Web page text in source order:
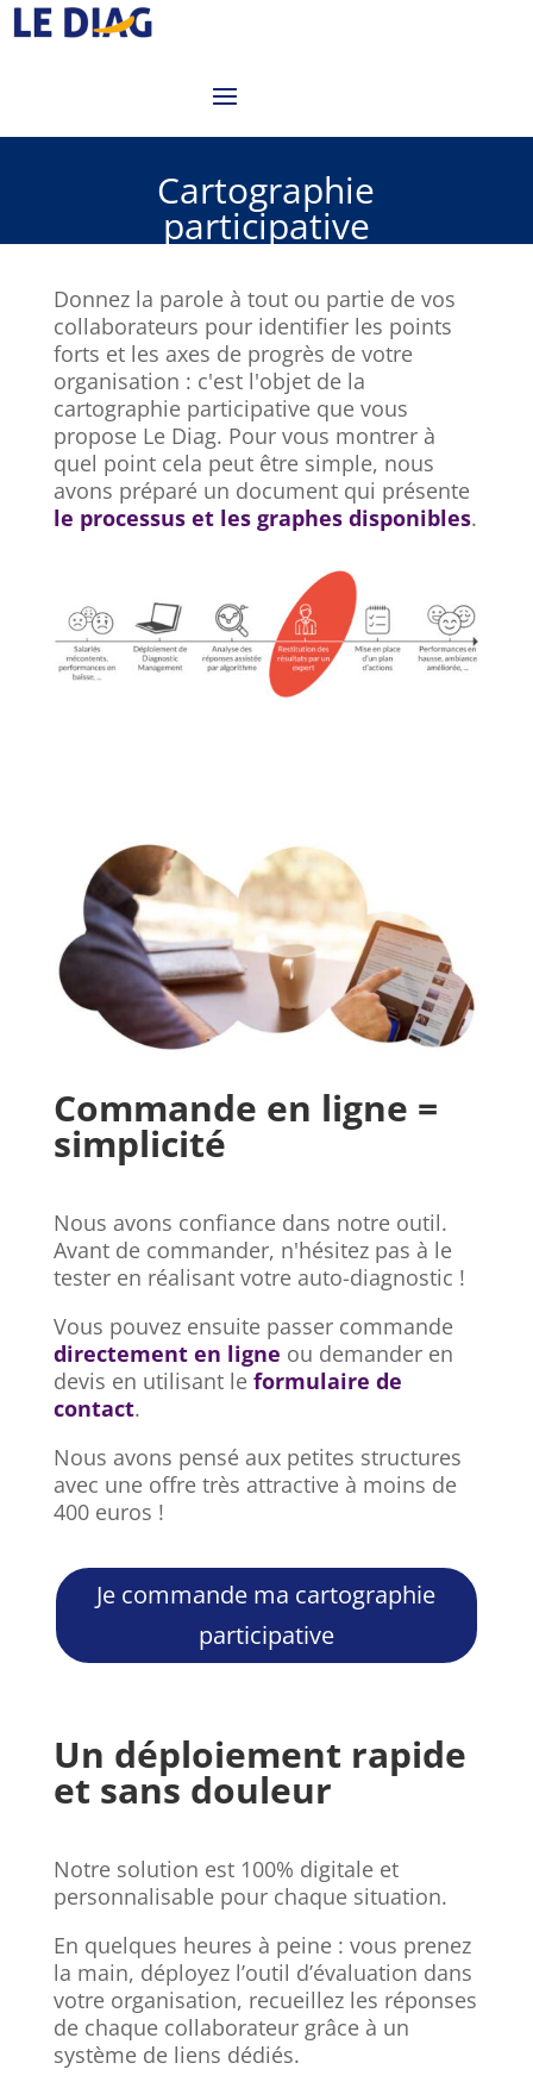
Cartographie
participative
Donnez la parole à tout ou partie de vos
collaborateurs pour identifier les points
forts et les axes de progrès de votre
organisation : c'est l'objet de la
cartographie participative que vous
propose Le Diag. Pour vous montrer à
quel point cela peut être simple, nous
avons préparé un document qui présente
le processus et les graphes disponibles.
Commande en ligne =
simplicité
Nous avons confiance dans notre outil.
Avant de commander, n'hésitez pas à le
tester en réalisant votre auto-diagnostic !
Vous pouvez ensuite passer commande
directement en ligne ou demander en
devis en utilisant le formulaire de
contact.
Nous avons pensé aux petites structures
avec une offre très attractive à moins de
400 euros !
Je commande ma cartographie
participative
Un déploiement rapide
et sans douleur
Notre solution est 100% digitale et
personnalisable pour chaque situation.
En quelques heures à peine : vous prenez
la main, déployez l’outil d’évaluation dans
votre organisation, recueillez les réponses
de chaque collaborateur grâce à un
système de liens dédiés.